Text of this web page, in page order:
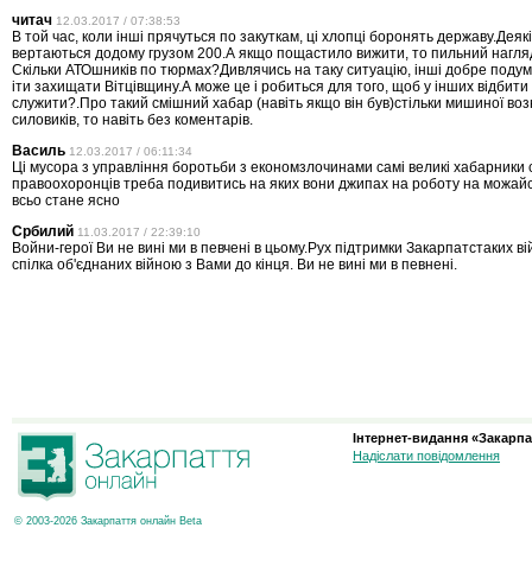
читач 12.03.2017 / 07:38:53
В той час, коли інші прячуться по закуткам, ці хлопці боронять
вертаються додому грузом 200.А якщо пощастило вижити, то пильний
Скільки АТОшників по тюрмах?Дивлячись на таку ситуацію, інші добре
іти захищати Вітцівщину.А може це і робиться для того, щоб у інших
служити?.Про такий смішний хабар (навіть якщо він був)стільки мишиної
силовиків, то навіть без коментарів.
Василь 12.03.2017 / 06:11:34
Ці мусора з управління боротьби з економзлочинами самі великі хабарники
правоохоронців треба подивитись на яких вони джипах на роботу на
всьо стане ясно
Србилий 11.03.2017 / 22:39:10
Войни-герої Ви не вині ми в певчені в цьому.Рух підтримки Закарпатстаких
спілка об'єднаних війною з Вами до кінця. Ви не вині ми в певнені.
© 2003-2026 Закарпаття онлайн Beta
Інтернет-видання
Надіслати повідомлення